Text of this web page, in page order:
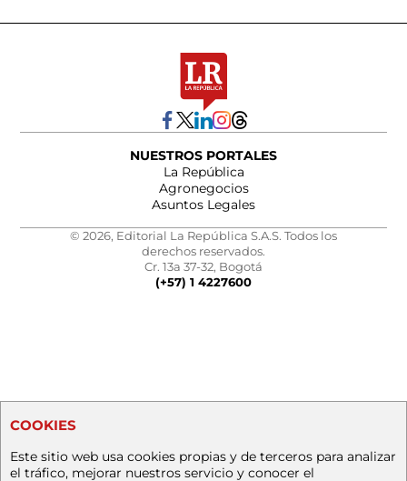
NUESTROS PORTALES
La República
Agronegocios
Asuntos Legales
© 2026, Editorial La República S.A.S. Todos los
derechos reservados.
Cr. 13a 37-32, Bogotá
(+57) 1 4227600
COOKIES
Este sitio web usa cookies propias y de terceros para analizar
el tráfico, mejorar nuestros servicio y conocer el